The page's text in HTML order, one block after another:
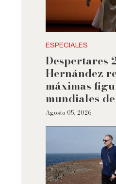
ESPECIALES
Despertares
Hernández
máximas
mundiales
Agosto 05, 2026